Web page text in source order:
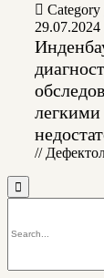
 Category
29.07.2024
//
